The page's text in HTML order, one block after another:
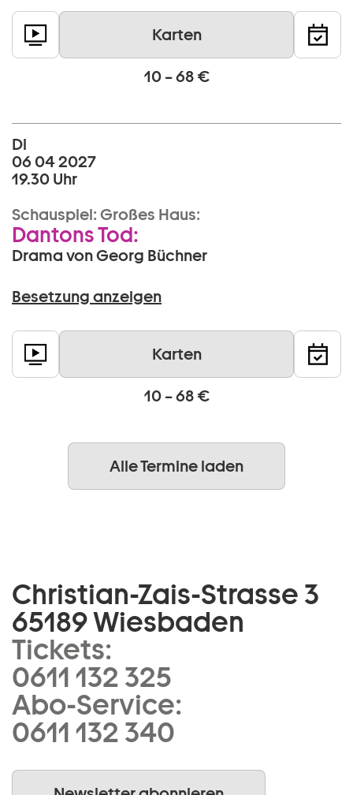
Karten
10 – 68 €
Di
06 04 2027
19.30 Uhr
Schauspiel: Großes Haus:
Dantons Tod:
Drama von Georg Büchner
Besetzung anzeigen
Karten
10 – 68 €
Alle Termine laden
Christian-Zais-Strasse 3
65189 Wiesbaden
Tickets:
0611 132 325
Abo-Service:
0611 132 340